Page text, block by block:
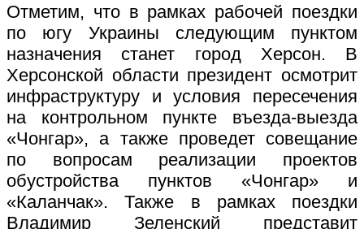
Отметим, что в рамках рабочей поездки
по югу Украины следующим пунктом
назначения станет город Херсон. В
Херсонской области президент осмотрит
инфраструктуру и условия пересечения
на контрольном пункте въезда-выезда
«Чонгар», а также проведет совещание
по вопросам реализации проектов
обустройства пунктов «Чонгар» и
«Каланчак». Также в рамках поездки
Владимир Зеленский представит